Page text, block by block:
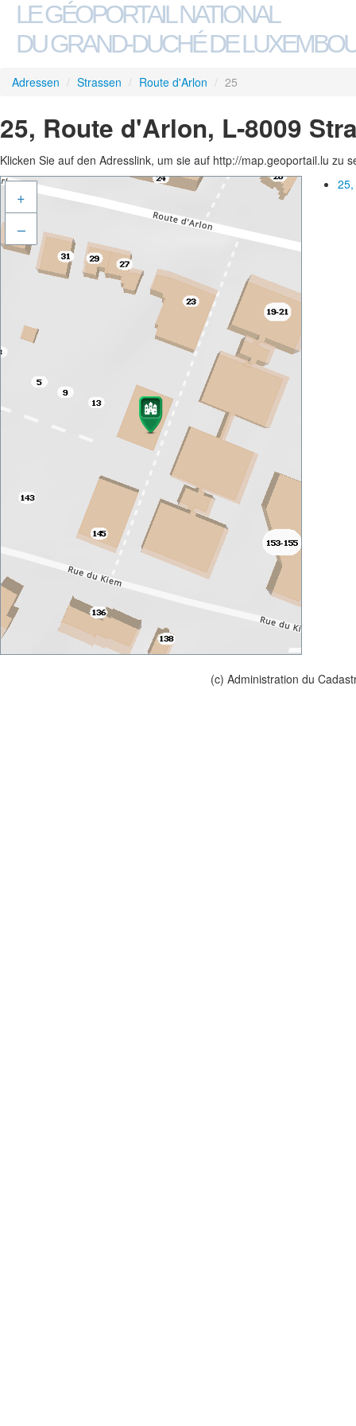
LE GÉOPORTAIL NATIONAL
DU GRAND-DUCHÉ DE
Adressen / Strassen / Route d'Arlon / 25
25, Route d'Arlon, L-8009
Klicken Sie auf den Adresslink, um sie auf http://map.geoportail.lu zu
+
–
(c) Administration du